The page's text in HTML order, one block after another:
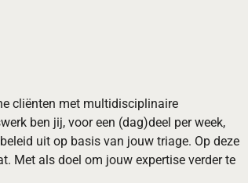
cliënten met multidisciplinaire
ben jij, voor een (dag)deel per week,
uit op basis van jouw triage. Op deze
Met als doel om jouw expertise verder te